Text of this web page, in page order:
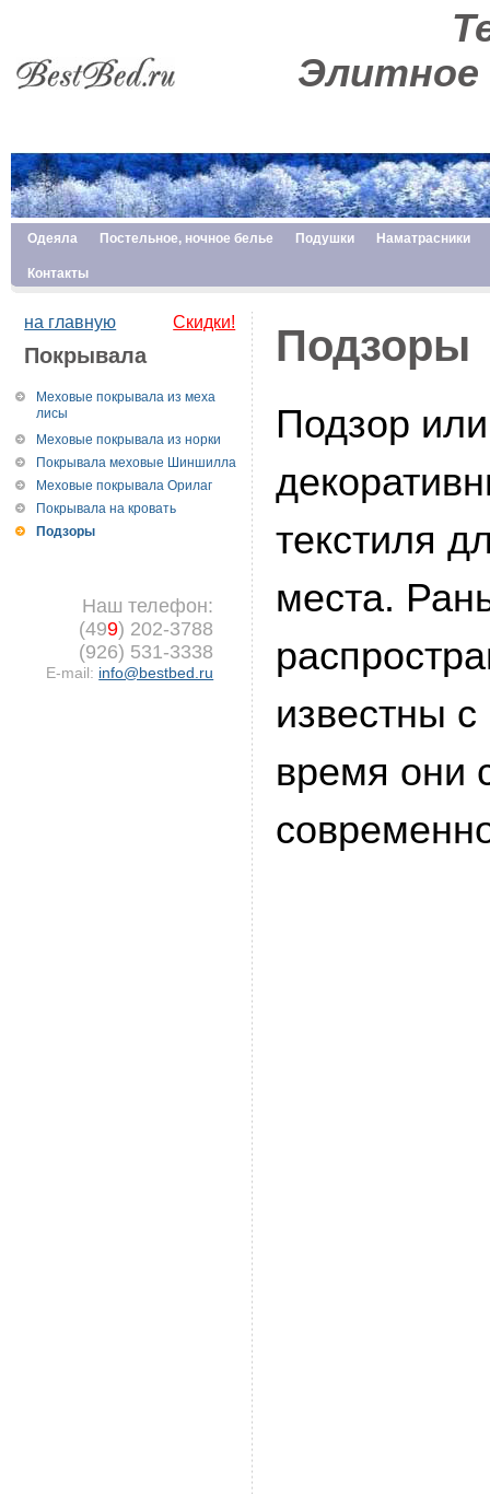
Элитное
Одеяла Постельное, ночное белье Подушки Наматрасники
Контакты
Скидки!
на главную
Покрывала
Меховые покрывала из меха
лисы
Меховые покрывала из норки
Покрывала меховые Шиншилла
Меховые покрывала Орилаг
Покрывала на кровать
Подзоры
Наш телефон:
(499) 202-3788
(926) 531-3338
E-mail: info@bestbed.ru
Подзоры
Подзор
текстиля
места.
известны
время они